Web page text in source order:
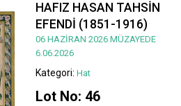
HAFIZ HASAN TAHSİN
EFENDİ (1851-1916)
06 HAZİRAN 2026 MÜZAYEDE
6.06.2026
Kategori: Hat
Lot No: 46